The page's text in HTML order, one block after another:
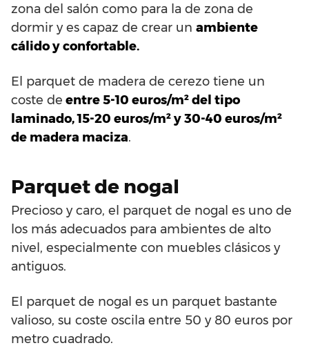
zona del salón como para la de zona de
dormir y es capaz de crear un ambiente
cálido y confortable.
El parquet de madera de cerezo tiene un
coste de entre 5-10 euros/m² del tipo
laminado, 15-20 euros/m² y 30-40 euros/m²
de madera maciza.
Parquet de nogal
Precioso y caro, el parquet de nogal es uno de
los más adecuados para ambientes de alto
nivel, especialmente con muebles clásicos y
antiguos.
El parquet de nogal es un parquet bastante
valioso, su coste oscila entre 50 y 80 euros por
metro cuadrado.